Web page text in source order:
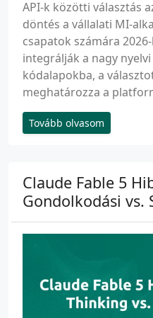
API-k közötti választás
döntés a vállalati MI-
csapatok számára
integrálják a nagy
kódalapokba, a
meghatározza a
Tovább olvasom
Claude Fable 5
Gondolkodási vs.